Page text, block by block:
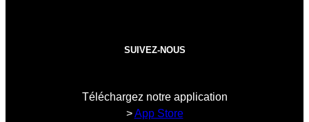
SUIVEZ-NOUS
Téléchargez notre application
>App Store